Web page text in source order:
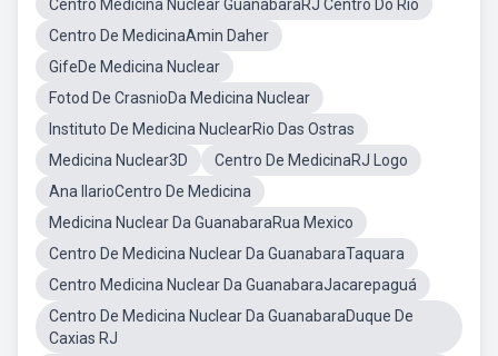
Centro Medicina Nuclear GuanabaraRJ Centro Do Rio
Centro De MedicinaAmin Daher
GifeDe Medicina Nuclear
Fotod De CrasnioDa Medicina Nuclear
Instituto De Medicina NuclearRio Das Ostras
Medicina Nuclear3D
Centro De MedicinaRJ Logo
Ana IlarioCentro De Medicina
Medicina Nuclear Da GuanabaraRua Mexico
Centro De Medicina Nuclear Da GuanabaraTaquara
Centro Medicina Nuclear Da GuanabaraJacarepaguá
Centro De Medicina Nuclear Da GuanabaraDuque De
Caxias RJ